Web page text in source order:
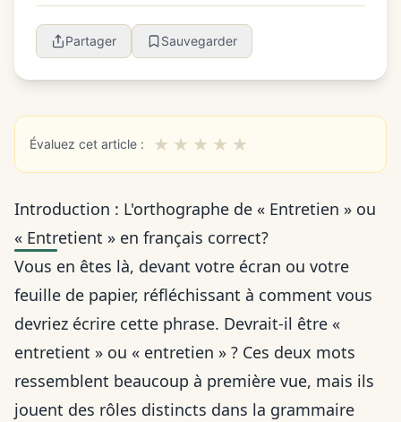
Partager Sauvegarder
Évaluez cet article : ★ ★ ★ ★ ★
Introduction : L'orthographe de « Entretien » ou
« Entretient » en français correct?
Vous en êtes là, devant votre écran ou votre
feuille de papier, réfléchissant à comment vous
devriez écrire cette phrase. Devrait-il être «
entretient » ou « entretien » ? Ces deux mots
ressemblent beaucoup à première vue, mais ils
jouent des rôles distincts dans la grammaire